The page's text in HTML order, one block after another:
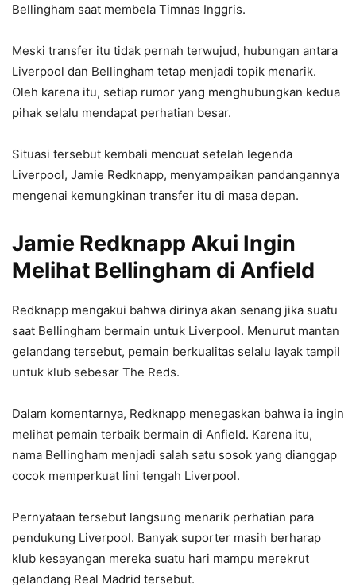
Bellingham saat membela Timnas Inggris.
Meski transfer itu tidak pernah terwujud, hubungan antara
Liverpool dan Bellingham tetap menjadi topik menarik.
Oleh karena itu, setiap rumor yang menghubungkan kedua
pihak selalu mendapat perhatian besar.
Situasi tersebut kembali mencuat setelah legenda
Liverpool, Jamie Redknapp, menyampaikan pandangannya
mengenai kemungkinan transfer itu di masa depan.
Jamie Redknapp Akui Ingin
Melihat Bellingham di Anfield
Redknapp mengakui bahwa dirinya akan senang jika suatu
saat Bellingham bermain untuk Liverpool. Menurut mantan
gelandang tersebut, pemain berkualitas selalu layak tampil
untuk klub sebesar The Reds.
Dalam komentarnya, Redknapp menegaskan bahwa ia ingin
melihat pemain terbaik bermain di Anfield. Karena itu,
nama Bellingham menjadi salah satu sosok yang dianggap
cocok memperkuat lini tengah Liverpool.
Pernyataan tersebut langsung menarik perhatian para
pendukung Liverpool. Banyak suporter masih berharap
klub kesayangan mereka suatu hari mampu merekrut
gelandang Real Madrid tersebut.